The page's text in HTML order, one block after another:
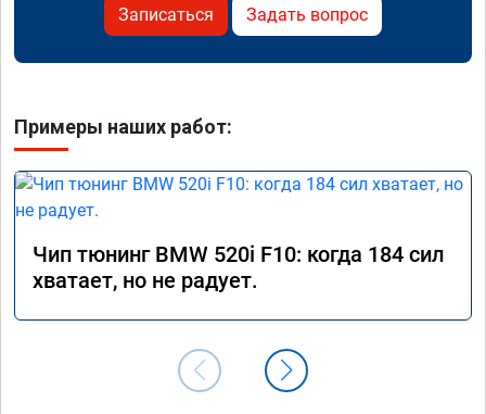
Записаться Задать вопрос
Примеры наших работ:
Чип тюнинг BMW 520i F10: когда 184 сил
хватает, но не радует.